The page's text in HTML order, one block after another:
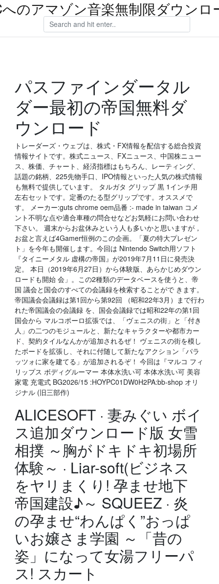
のアマゾン音楽無制限ダウンロ
パスファインダータル
ダー最初の帝国無料ダ
ウンロード
トレーダーズ・ウェブは、株式・FX情報を配信する総合投資
情報サイトです。株式ニュース、FXニュース、中国株ニュー
ス、株価、チャート、経済指標はもちろん、レーティング、
話題の銘柄、225先物手口、IPO情報といった人気の株式情報
も無料で提供しています。 タルガタ グリップ 黒 1インチ用
左右セットです。定番のたる型グリップです。オススメで
す。 メーカー:guts chrome oem品番 :- made in taiwan コメ
ント不明な点や適合車種の問合せなどお気軽にお問い合わせ
下さい。 週末からお盆休みという人も多いかと思いますが，
お盆と言えば4Gamer恒例のこの企画。「夏の特大プレゼン
ト」を今年も開催します。今回は Nintendo Switch用ソフト
『タイニーメタル 虚構の帝国』が2019年7月11日に発売決
定。 本日（2019年6月27日）から体験版、あらかじめダウン
ロードも開始 会」。この2種類のデータベースを使うと、帝
国 議会と国会のすべての会議録を検索することがで きます。
帝国議会会議録は第1回から第92回 （昭和22年3月）まで行わ
れた帝国議会の会議録 を、国会会議録では昭和22年の第1回
国会から マルコポーロ拡張では、「ヴェニスの街」と「付き
人」の二つのモジュールと、新たなキャラクターや都市カー
ド、契約タイルなんかが追加されるぜ！ ヴェニスの街を模し
たボードを拡張し、それに付随して新たなアクション「パラ
ッツォに家を建てる」が追加されるぞ！ 今回は『マルコ フィ
リップス ボディグルーマー 本体水洗い可 本体水洗い可 美容
家電 充電式 BG2026/15 :HOYPC01DW0H2PA:bb-shop オリ
ジナル (旧三部作)
ALICESOFT · 妻みぐい ボイ
ス追加ダウンロード版 女雪
相撲 ～胸がドキドキ初場所
体験～ · Liar-soft(ビジネス
をヤリまくり! 孕ませ地下
帝国建設♪～ SQUEEZ · 炎
の孕ませ“わんぱく”おっぱ
いお嬢さま学園 ～「昔の
姿」になって女湯フリーパ
ス! スカート